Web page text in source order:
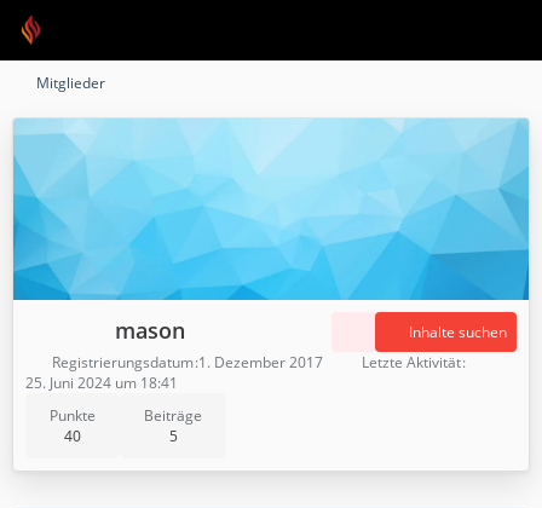
Mitglieder
mason
Punkte
40
Beiträge
5
Inhalte suchen
Registrierungsdatum 1. Dezember 2017
Letzte Aktivität
25. Juni 2024 um 18:41